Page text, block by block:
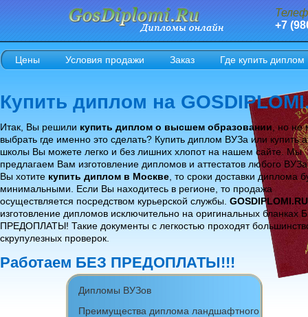
+7
Цены Условия продажи Заказ Где купить диплом
Купить диплом на
Итак, Вы решили купить диплом о высшем образовании , но не
выбрать где именно это сделать? Купить диплом ВУЗа или купить
школы Вы можете легко и без лишних хлопот на нашем сайте. Мы
предлагаем Вам изготовление дипломов и аттестатов любого
Вы хотите купить диплом в Москве , то сроки доставки диплома
минимальными. Если Вы находитесь в регионе, то продажа
осуществляется посредством курьерской службы. GOSDIPLOMI.RU
изготовление дипломов исключительно на оригинальных бланках
ПРЕДОПЛАТЫ! Такие документы с легкостью проходят
скрупулезных проверок.
Работаем БЕЗ ПРЕДОПЛАТЫ!!!
Дипломы ВУЗов
Преимущества диплома ландшафтного